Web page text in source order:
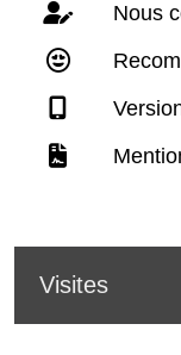
Nous
Visites